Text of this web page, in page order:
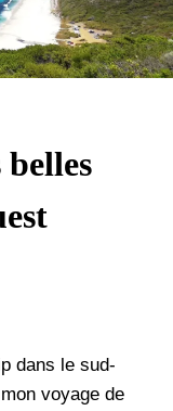
dans le sud-
voyage de